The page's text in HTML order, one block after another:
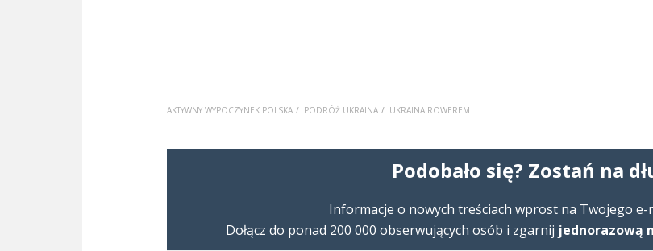
AKTYWNY WYPOCZYNEK POLSKA PODRÓŻ UKRAINA UKRAINA ROWEREM
Podobało się? Zostań na
Informacje o nowych treściach wprost na Twojego e-
Dołącz do ponad 200 000 obserwujących osób i zgarnij jednorazową